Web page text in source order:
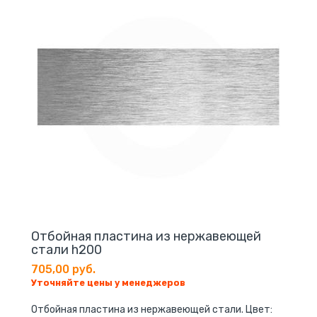
Отбойная пластина из нержавеющей
стали h200
705,00 руб.
Уточняйте цены у менеджеров
Отбойная пластина из нержавеющей стали. Цвет: